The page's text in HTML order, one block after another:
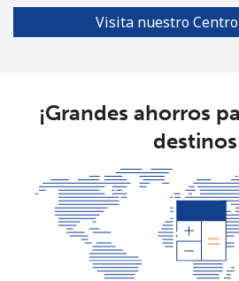
Visita nuestro
¡Grandes ahorros